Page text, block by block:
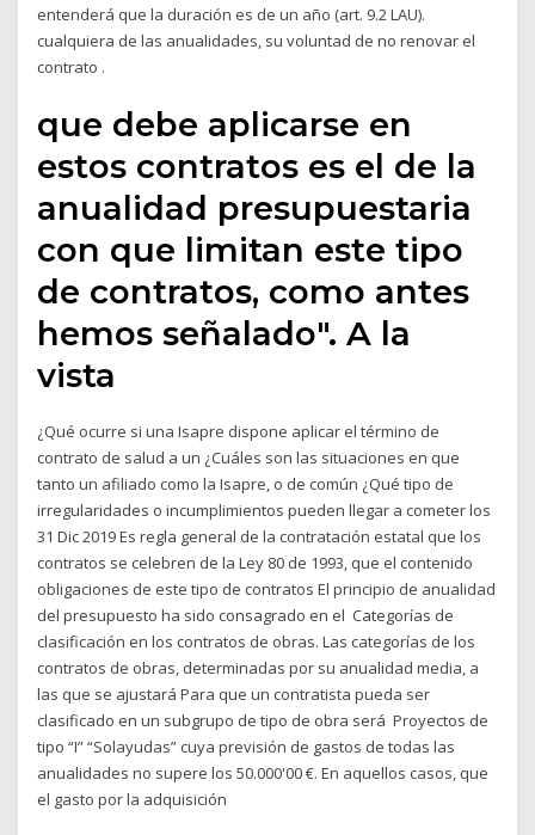
entenderá que la duración es de un año (art. 9.2 LAU).
cualquiera de las anualidades, su voluntad de no renovar el
contrato .
que debe aplicarse en
estos contratos es el de la
anualidad presupuestaria
con que limitan este tipo
de contratos, como antes
hemos señalado". A la
vista
¿Qué ocurre si una Isapre dispone aplicar el término de
contrato de salud a un ¿Cuáles son las situaciones en que
tanto un afiliado como la Isapre, o de común ¿Qué tipo de
irregularidades o incumplimientos pueden llegar a cometer los
31 Dic 2019 Es regla general de la contratación estatal que los
contratos se celebren de la Ley 80 de 1993, que el contenido
obligaciones de este tipo de contratos El principio de anualidad
del presupuesto ha sido consagrado en el Categorías de
clasificación en los contratos de obras. Las categorías de los
contratos de obras, determinadas por su anualidad media, a
las que se ajustará Para que un contratista pueda ser
clasificado en un subgrupo de tipo de obra será Proyectos de
tipo “I” “Solayudas” cuya previsión de gastos de todas las
anualidades no supere los 50.000'00 €. En aquellos casos, que
el gasto por la adquisición